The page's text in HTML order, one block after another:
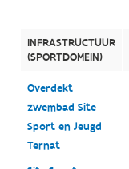
INFRASTRUCTUUR
(SPORTDOMEIN)
Overdekt
zwembad Site
Sport en Jeugd
Ternat